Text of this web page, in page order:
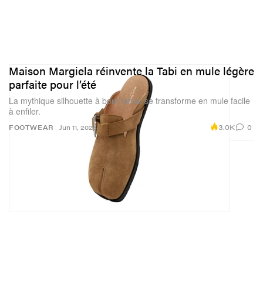
FOOTWEAR
Maison Margiela réinvente la Tabi en mule légère
parfaite pour l’été
La mythique silhouette à bout fendu se transforme en mule facile
à enfiler.
Jun 11, 2026 3.0K 0